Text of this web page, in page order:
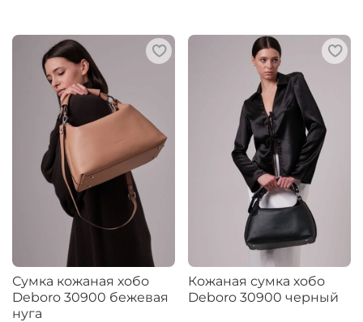
Сумка кожаная хобо
Deboro 30900 бежевая
нуга
Кожаная сумка хобо
Deboro 30900 черный